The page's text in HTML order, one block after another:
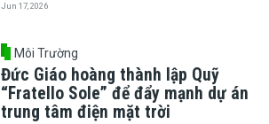
Jun 17, 2026
Môi Trường
Đức Giáo hoàng thành lập Quỹ
“Fratello Sole” để đẩy mạnh dự án
trung tâm điện mặt trời